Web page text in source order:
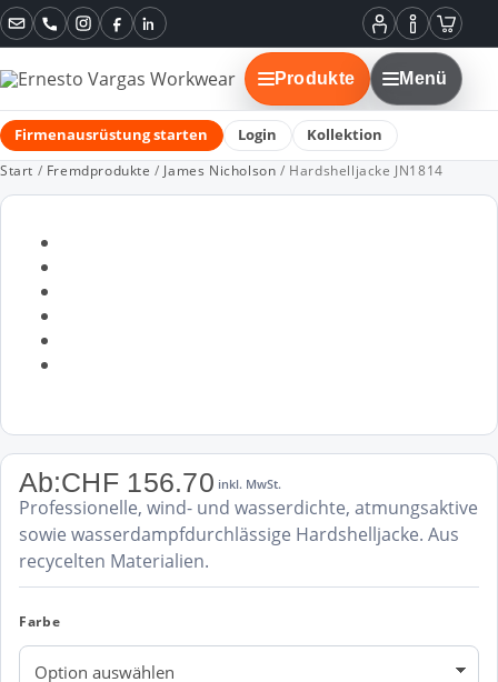
Mein
Konto
Informationen
Instagram
FacebookLinkedIn
Produkte Menü
Firmenausrüstung starten Login Kollektion
Start / Fremdprodukte / James Nicholson / Hardshelljacke JN1814
Ab:CHF156.70 inkl. MwSt.
Professionelle, wind- und wasserdichte, atmungsaktive
sowie wasserdampfdurchlässige Hardshelljacke. Aus
recycelten Materialien.
Farbe